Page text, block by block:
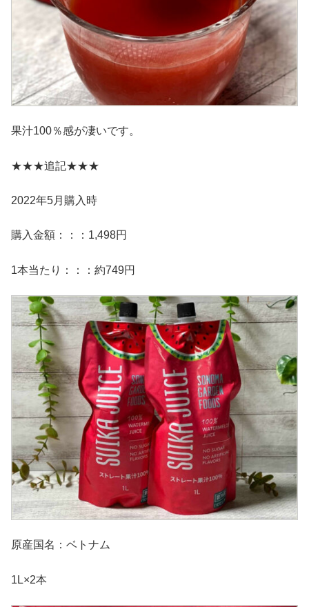
果汁100％感が凄いです。
★★★追記★★★
2022年5月購入時
購入金額：：：1,498円
1本当たり：：：約749円
原産国名：ベトナム
1L×2本